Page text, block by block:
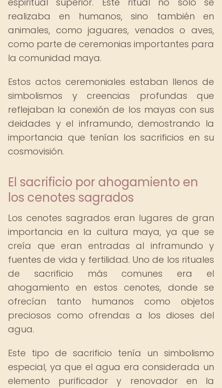
realizaba en humanos, sino también en
animales, como jaguares, venados o aves,
como parte de ceremonias importantes para
la comunidad maya.
Estos actos ceremoniales estaban llenos de
simbolismos y creencias profundas que
reflejaban la conexión de los mayas con sus
deidades y el inframundo, demostrando la
importancia que tenían los sacrificios en su
cosmovisión.
El sacrificio por ahogamiento en
los cenotes sagrados
Los cenotes sagrados eran lugares de gran
importancia en la cultura maya, ya que se
creía que eran entradas al inframundo y
fuentes de vida y fertilidad. Uno de los rituales
de sacrificio más comunes era el
ahogamiento en estos cenotes, donde se
ofrecían tanto humanos como objetos
preciosos como ofrendas a los dioses del
agua.
Este tipo de sacrificio tenía un simbolismo
especial, ya que el agua era considerada un
elemento purificador y renovador en la